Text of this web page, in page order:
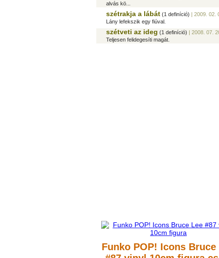
alvás kö...
szétrakja a lábát (1 definíció) | 2009. 02.
Lány lefekszik egy fiúval.
szétveti az ideg (1 definíció) | 2008. 07.
Teljesen felidegesíti magát.
Funko POP! Icons Bruce